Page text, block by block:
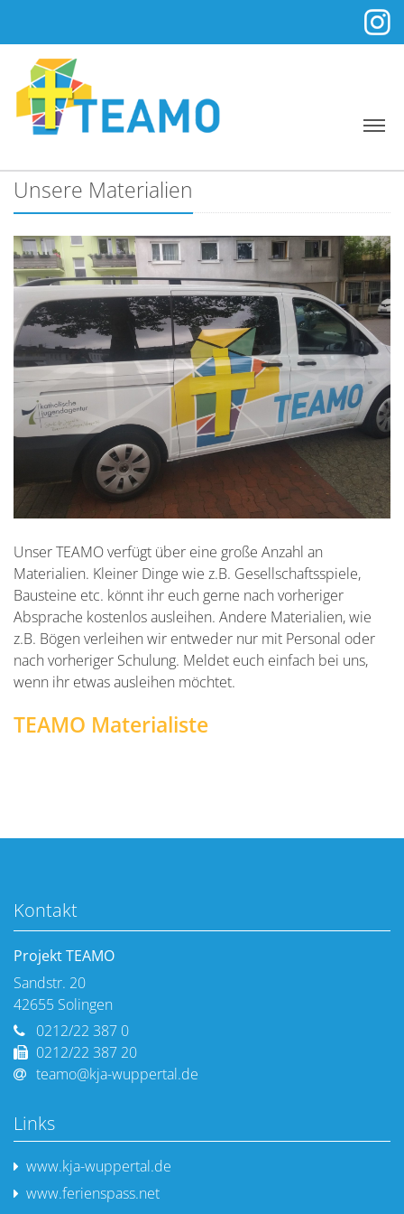
Unsere Materialien
Unser TEAMO verfügt über eine große Anzahl an
Materialien. Kleiner Dinge wie z.B. Gesellschaftsspiele,
Bausteine etc. könnt ihr euch gerne nach vorheriger
Absprache kostenlos ausleihen. Andere Materialien, wie
z.B. Bögen verleihen wir entweder nur mit Personal oder
nach vorheriger Schulung. Meldet euch einfach bei uns,
wenn ihr etwas ausleihen möchtet.
TEAMO Materialiste
Kontakt
Projekt TEAMO
Sandstr. 20
42655 Solingen
0212/22 387 0
0212/22 387 20
teamo@kja-wuppertal.de
Links
www.kja-wuppertal.de
www.ferienspass.net